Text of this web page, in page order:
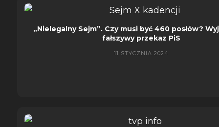
„Nielegalny Sejm”. Czy musi być 460 posłów?
fałszywy przekaz PiS
11 STYCZNIA 2024